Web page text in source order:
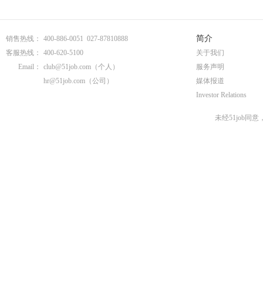
销售热线：
400-886-0051 027-87810888
客服热线：
400-620-5100
Email：
club@51job.com （个人）
hr@51job.com （公司）
简介
关于我们
服务声明
媒体报道
Investor Relations
未经51job同意